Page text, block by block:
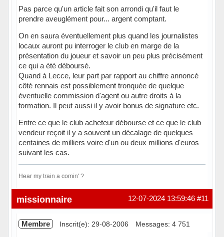
Pas parce qu'un article fait son arrondi qu'il faut le
prendre aveuglément pour... argent comptant.
On en saura éventuellement plus quand les journalistes
locaux auront pu interroger le club en marge de la
présentation du joueur et savoir un peu plus précisément
ce qui a été déboursé.
Quand à Lecce, leur part par rapport au chiffre annoncé
côté rennais est possiblement tronquée de quelque
éventuelle commission d'agent ou autre droits à la
formation. Il peut aussi il y avoir bonus de signature etc.
Entre ce que le club acheteur débourse et ce que le club
vendeur reçoit il y a souvent un décalage de quelques
centaines de milliers voire d'un ou deux millions d'euros
suivant les cas.
Hear my train a comin' ?
Hors ligne #11
12-07-2024 13:59:46
missionnaire
Membre Inscrit(e): 29-08-2006 Messages: 4 751